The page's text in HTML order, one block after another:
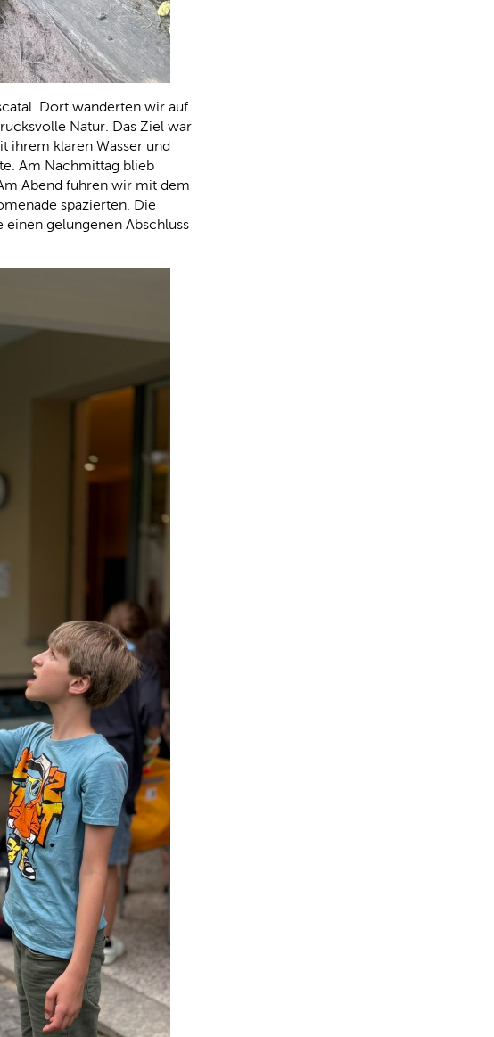
Dort wanderten wir auf
Natur. Das Ziel war
ihrem klaren Wasser und
Am Nachmittag blieb
Abend fuhren wir mit dem
spazierten. Die
gelungenen Abschluss